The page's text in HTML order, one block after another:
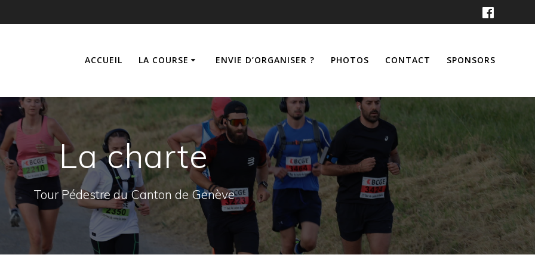
ACCUEIL LA COURSE ENVIE D’ORGANISER ? PHOTOS CONTACT SPONSORS
La charte
Tour Pédestre du Canton de Genève